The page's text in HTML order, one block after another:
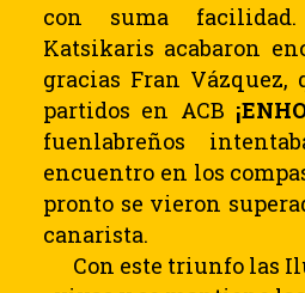
con suma
Katsikaris acabaron
gracias Fran
partidos en ACB
fuenlabreños
encuentro en los
pronto se vieron
canarista.
Con este triunfo las